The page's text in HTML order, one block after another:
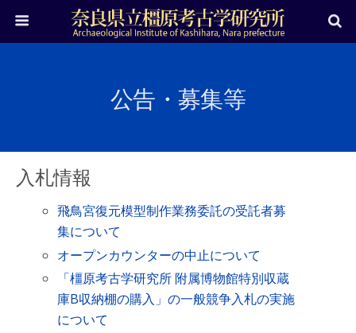
公告・募集等
入札情報
飛鳥宮復元模型制作業務委託の受託者募
集について
オープンカウンターの中止について
「橿原考古学研究所 附属博物館特別収蔵
庫B収納棚の購入」の一般競争入札の実施
について